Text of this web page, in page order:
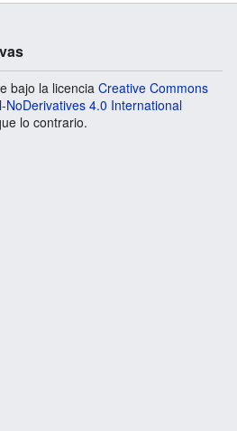
bajo la licencia Creative Commons
4.0 International
lo contrario.